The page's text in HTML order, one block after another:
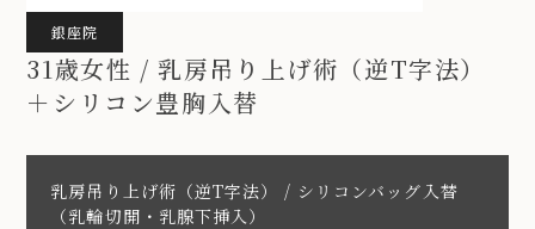
31歳女性 / 乳房吊り上げ術（逆T字法）
＋シリコン豊胸入替
銀座院
乳房吊り上げ術（逆T字法） / シリコンバッグ入替
（乳輪切開・乳腺下挿入）